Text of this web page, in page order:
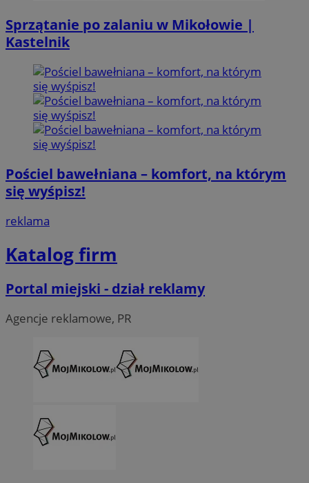
Sprzątanie po zalaniu w Mikołowie |
Kastelnik
Pościel bawełniana – komfort, na którym
się wyśpisz!
reklama
Katalog firm
Portal miejski - dział reklamy
Agencje reklamowe, PR